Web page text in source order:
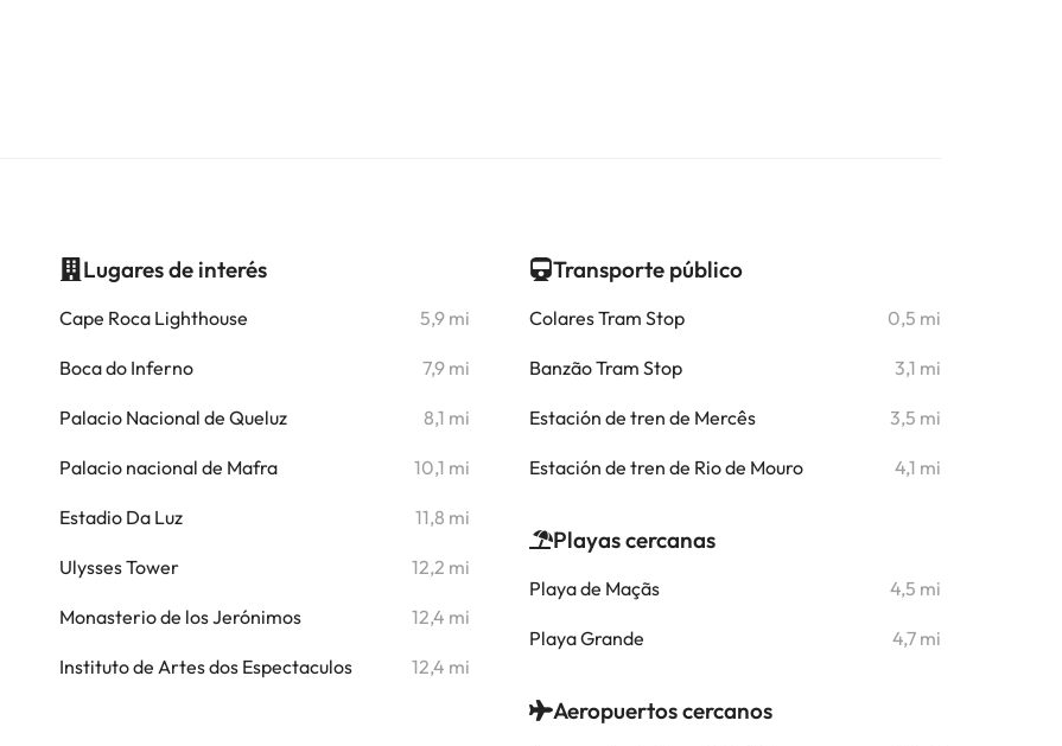
Lugares de interés
Cape Roca Lighthouse 5,9 mi
Boca do Inferno 7,9 mi
Palacio Nacional de Queluz 8,1 mi
Palacio nacional de Mafra 10,1 mi
Estadio Da Luz 11,8 mi
Ulysses Tower 12,2 mi
Monasterio de los Jerónimos 12,4 mi
Instituto de Artes dos Espectaculos 12,4 mi
Transporte público
Colares Tram Stop 0,5 mi
Banzão Tram Stop 3,1 mi
Estación de tren de Mercês 3,5 mi
Estación de tren de Rio de Mouro 4,1 mi
Playas cercanas
Playa de Maçãs 4,5 mi
Playa Grande 4,7 mi
Aeropuertos cercanos